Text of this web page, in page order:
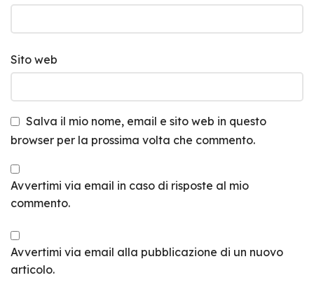
Sito web
Salva il mio nome, email e sito web in questo
browser per la prossima volta che commento.
Avvertimi via email in caso di risposte al mio
commento.
Avvertimi via email alla pubblicazione di un nuovo
articolo.